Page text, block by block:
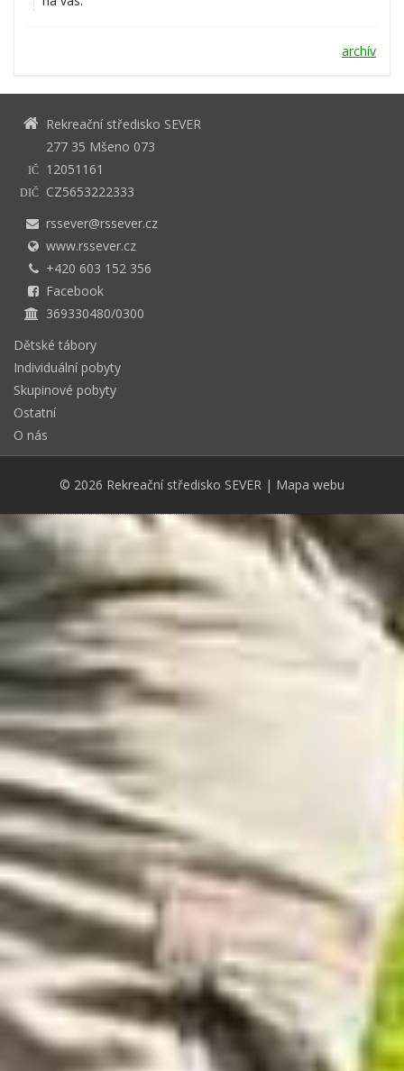
archív
Rekreační středisko SEVER
277 35 Mšeno 073
IČ 12051161
DIČ
CZ5653222333
rssever@rssever.cz
www.rssever.cz
+420 603 152 356
Facebook
369330480/0300
Dětské tábory
Individuální pobyty
Skupinové pobyty
Ostatní
O nás
© 2026 Rekreační středisko SEVER | Mapa webu